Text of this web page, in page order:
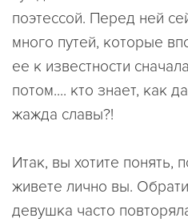
поэтессой. Перед ней
много путей, которые
ее к известности
потом.... кто знает, как
жажда славы?!
Итак, вы хотите понять,
живете лично вы.
девушка часто